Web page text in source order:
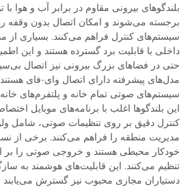
بلندگوهای بیرونی مقاوم در برابر آب و هوا با
برجسته می‌شوند و امکان اتصال بدون وقفه
سیستم‌های کنترل فراهم می‌کنند. بسیاری از
داخلی با قابلیت برد گسترده هستند و این
حتی در فضاهای بزرگ بیرونی نیز اتصال بی‌سیم
مدل‌های پیشرفته دارای اتصال وای-فای هستند
سیستم‌های صوتی تمام خانه و پلتفرم‌های
این بلندگوها اغلب با برنامه‌های موبایل
مدیریت منطقه را فراهم می‌کنند. برخی از
خودکار محیطی هستند و خروجی صوتی را
تنظیم می‌کنند. این قابلیت‌های هوشمند به
دستیاران مجازی محبوب نیز گسترش